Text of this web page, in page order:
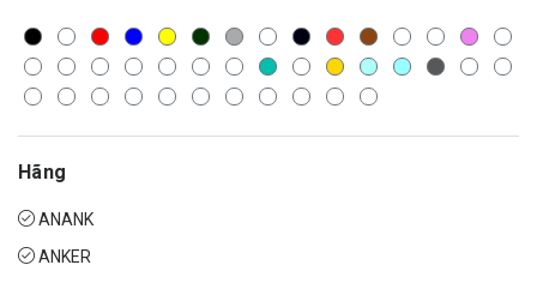
Hãng
ANANK
ANKER